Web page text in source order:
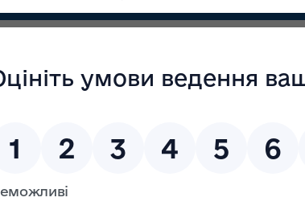
АФІ)
нагляд
(контроль)
засобів, крові та
сертифікація
році не допустила до споживача 2,15 млн упаковок
України у